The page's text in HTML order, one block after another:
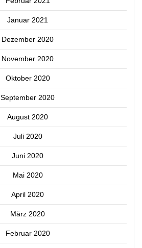
Januar 2021
Dezember 2020
November 2020
Oktober 2020
September 2020
August 2020
Juli 2020
Juni 2020
Mai 2020
April 2020
März 2020
Februar 2020